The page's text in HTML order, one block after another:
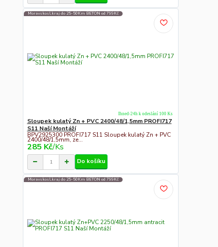
Moravskosl.kraj do 25-50Km BETON od 799Kč
Sloupek kulatý Zn + PVC 2400/48/1,5mm PROFI717
S11 Naší Montáží
BPV2925300 PROFI717 S11 Sloupek kulatý Zn + PVC
2400/48/1,5mm, ze...
285 Kč/Ks
Ihned-24h k odeslání 100 Ks
Do košíku
Moravskosl.kraj do 25-50Km BETON od 799Kč